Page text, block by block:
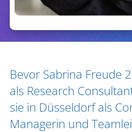
Biography and Expertise
Bevor Sabrina Freude
als Research
sie in Düsseldorf als
Managerin und